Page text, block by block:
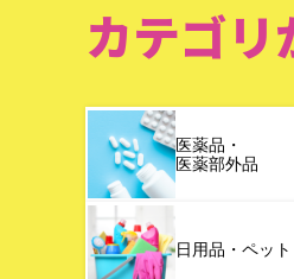
カテゴリ
医薬品・
医薬部外品
日用品・ペット